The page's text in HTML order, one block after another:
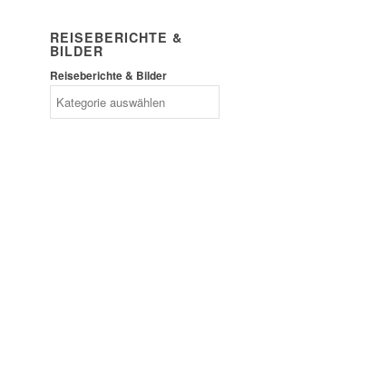
REISEBERICHTE &
BILDER
Reiseberichte & Bilder